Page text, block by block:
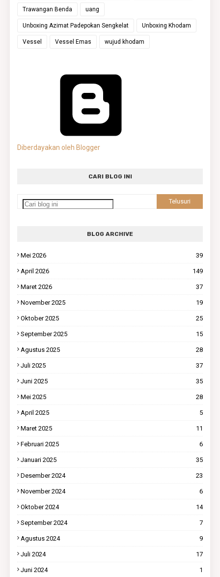
Trawangan Benda uang
Unboxing Azimat Padepokan Sengkelat Unboxing Khodam
Vessel Vessel Emas wujud khodam
Diberdayakan oleh Blogger
CARI BLOG INI
BLOG ARCHIVE
Mei 2026 39
April 2026 149
Maret 2026 37
November 2025 19
Oktober 2025 25
September 2025 15
Agustus 2025 28
Juli 2025 37
Juni 2025 35
Mei 2025 28
April 2025 5
Maret 2025 11
Februari 2025 6
Januari 2025 35
Desember 2024 23
November 2024 6
Oktober 2024 14
September 2024 7
Agustus 2024 9
Juli 2024 17
Juni 2024 1